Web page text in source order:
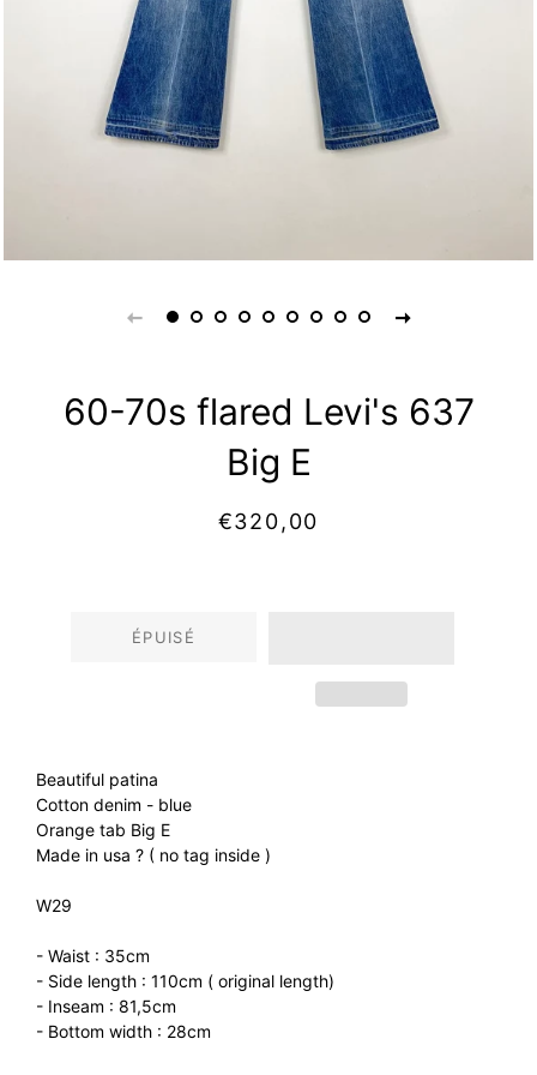
60-70s flared Levi's 637
Big E
Prix
Prix
€320,00
ÉPUISÉ
Beautiful patina
Cotton denim - blue
Orange tab Big E
Made in usa ? ( no tag inside )
W29
- Waist : 35cm
- Side length : 110cm ( original length)
- Inseam : 81,5cm
- Bottom width : 28cm